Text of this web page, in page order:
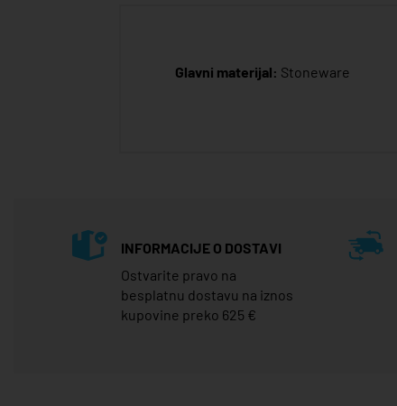
Glavni materijal: Stoneware
INFORMACIJE O DOSTAVI
Ostvarite pravo na
besplatnu dostavu na iznos
kupovine preko 625 €